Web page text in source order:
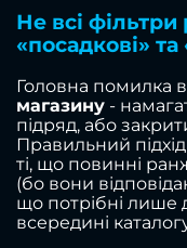
Не всі фільтри
«посадкові» та
Головна помилка в
магазину -
підряд, або
Правильний
ті, що повинні
(бо вони
що потрібні лише
всередині